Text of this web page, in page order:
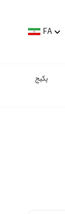
FA
پکیج